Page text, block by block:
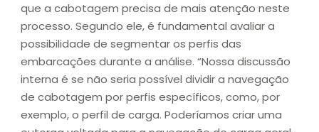
que a cabotagem precisa de mais atenção neste
processo. Segundo ele, é fundamental avaliar a
possibilidade de segmentar os perfis das
embarcações durante a análise. “Nossa discussão
interna é se não seria possível dividir a navegação
de cabotagem por perfis específicos, como, por
exemplo, o perfil de carga. Poderíamos criar uma